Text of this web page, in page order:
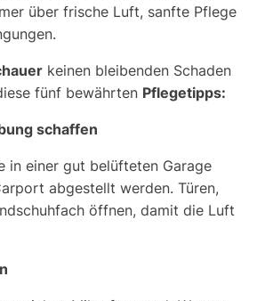
über frische Luft, sanfte Pflege
keinen bleibenden Schaden
fünf bewährten Pflegetipps:
schaffen
in einer gut belüfteten Garage
abgestellt werden. Türen,
öffnen, damit die Luft